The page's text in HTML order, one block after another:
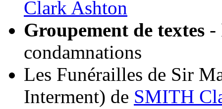
Clark Ashton
Groupement de textes -
condamnations
Les Funérailles de Sir
Interment) de SMITH